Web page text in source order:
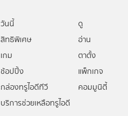
วันนี้
ดู
สิทธิพิเศษ
อ่าน
เกม
ตาตั้ง
ช้อปปิ้ง
แพ็กเกจ
กล่องทรูไอดีทีวี
คอมมูนิตี้
บริการช่วยเหลือทรูไอดี